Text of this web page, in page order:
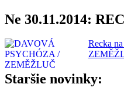
Ne 30.11.2014:
Recka
Staršie novinky: